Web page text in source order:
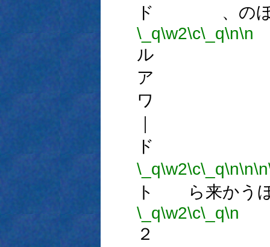
ド 、のほ
\_q\w2\c\_q\n\n
ル
ア
ワ
ド
\_q\w2\c\_q\n\n\n
ト ら来かう
\_q\w2\c\_q\n
２